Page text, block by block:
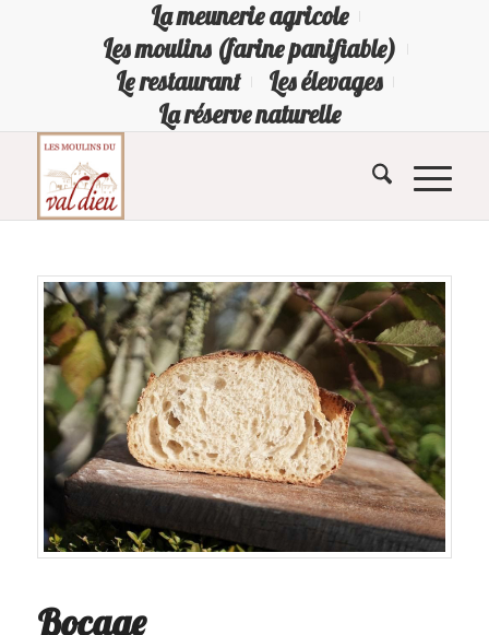
La meunerie agricole
Les moulins (farine panifiable)
Le restaurant
Les élevages
La réserve naturelle
Bocage